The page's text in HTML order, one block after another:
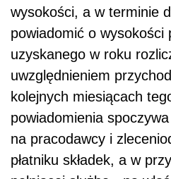
wysokości, a w terminie
powiadomić o wysokości
uzyskanego w roku
uwzględnieniem
kolejnych miesiącach
powiadomienia
na pracodawcy i
płatniku składek, a w